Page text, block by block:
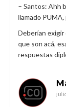
– Santos: Ahh
llamado
Deberían exigir
que son acá,
respuestas